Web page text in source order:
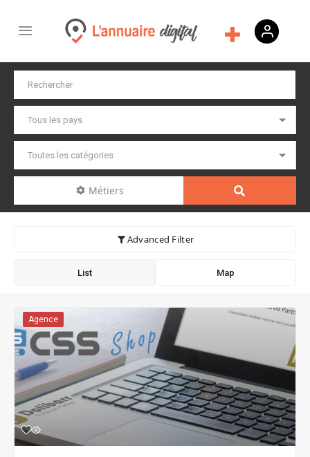
Métiers
Advanced Filter
List Map
Agence